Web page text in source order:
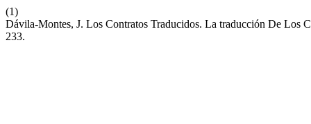
(1)
Dávila-Montes, J. Los Contratos Traducidos. La traducción De Los
233.